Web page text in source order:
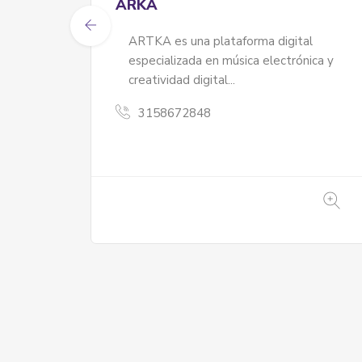
tradicionales Indígenas. Dispuestos a
herman@s, mediante procesos de
sanación a través de plantas